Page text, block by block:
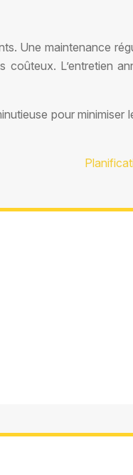
Une maintenance
L’entretien
pour